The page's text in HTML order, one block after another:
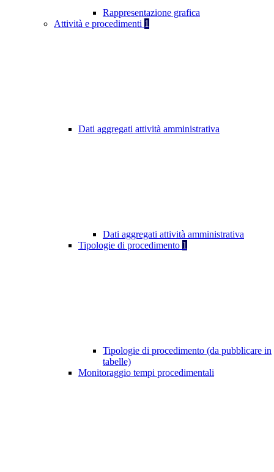
Rappresentazione grafica
Attività e procedimenti 1
Dati aggregati attività amministrativa
Dati aggregati attività amministrativa
Tipologie di procedimento 1
Tipologie di procedimento (da pubblicare in
tabelle)
Monitoraggio tempi procedimentali